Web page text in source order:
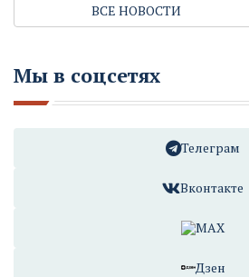
ВСЕ НОВОСТИ
Мы в соцсетях
Телеграм
Вконтакте
MAX
Дзен